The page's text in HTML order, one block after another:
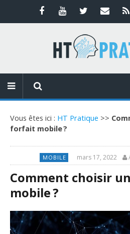
Vous êtes ici : HT Pratique >>
forfait mobile ?
MOBILE mars 17, 2022
Comment choisir
mobile ?